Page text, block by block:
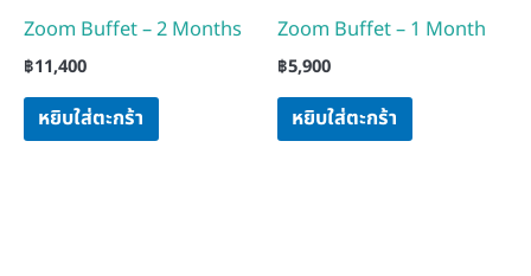
Zoom Buffet – 2 Months
฿11,400
หยิบใส่ตะกร้า
Zoom Buffet – 1 Month
฿5,900
หยิบใส่ตะกร้า